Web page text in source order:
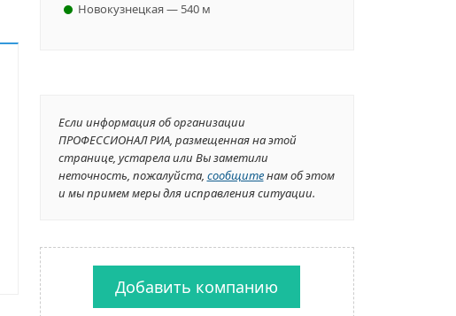
Новокузнецкая — 540 м
Если информация об организации
ПРОФЕССИОНАЛ РИА, размещенная на этой
странице, устарела или Вы заметили
неточность, пожалуйста, сообщитенам об этом
и мы примем меры для исправления ситуации.
Добавить компанию